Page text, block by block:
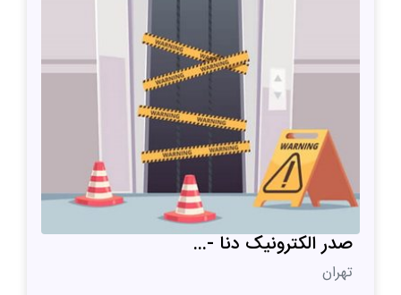
صدر الکترونیک دنا -...
تهران